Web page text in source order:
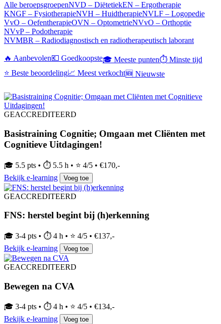
Alle beroepsgroepenNVD – DiëtetiekEN – Ergotherapie
KNGF – FysiotherapieNVH – HuidtherapieNVLF – Logopedie
VvO – OefentherapieOVN – OptometrieNVvO – Orthoptie
NVvP – Podotherapie
NVMBR – Radiodiagnostisch en radiotherapeutisch laborant
🔥 Aanbevolen💶 Goedkoopste🎓 Meeste punten⏱ Minste tijd
⭐ Beste beoordeling📈 Meest verkocht🆕 Nieuwste
GEACCREDITEERD
Basistraining Cognitie; Omgaan met Cliënten met
Cognitieve Uitdagingen!
🎓 5.5 pts • ⏱ 5.5 h • ⭐ 4/5 • €170,-
Bekijk e-learning
Voeg toe
GEACCREDITEERD
FNS: herstel begint bij (h)erkenning
🎓 3-4 pts • ⏱ 4 h • ⭐ 4/5 • €137,-
Bekijk e-learning
Voeg toe
GEACCREDITEERD
Bewegen na CVA
🎓 3-4 pts • ⏱ 4 h • ⭐ 4/5 • €134,-
Bekijk e-learning
Voeg toe